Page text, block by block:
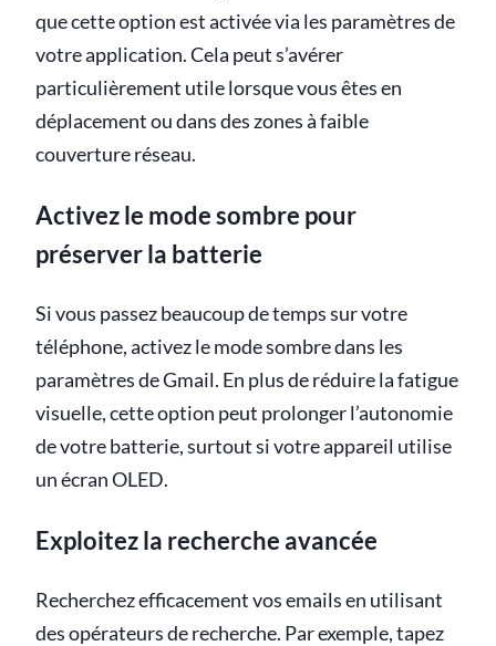
que cette option est activée via les paramètres de
votre application. Cela peut s’avérer
particulièrement utile lorsque vous êtes en
déplacement ou dans des zones à faible
couverture réseau.
Activez le mode sombre pour
préserver la batterie
Si vous passez beaucoup de temps sur votre
téléphone, activez le mode sombre dans les
paramètres de Gmail. En plus de réduire la fatigue
visuelle, cette option peut prolonger l’autonomie
de votre batterie, surtout si votre appareil utilise
un écran OLED.
Exploitez la recherche avancée
Recherchez efficacement vos emails en utilisant
des opérateurs de recherche. Par exemple, tapez